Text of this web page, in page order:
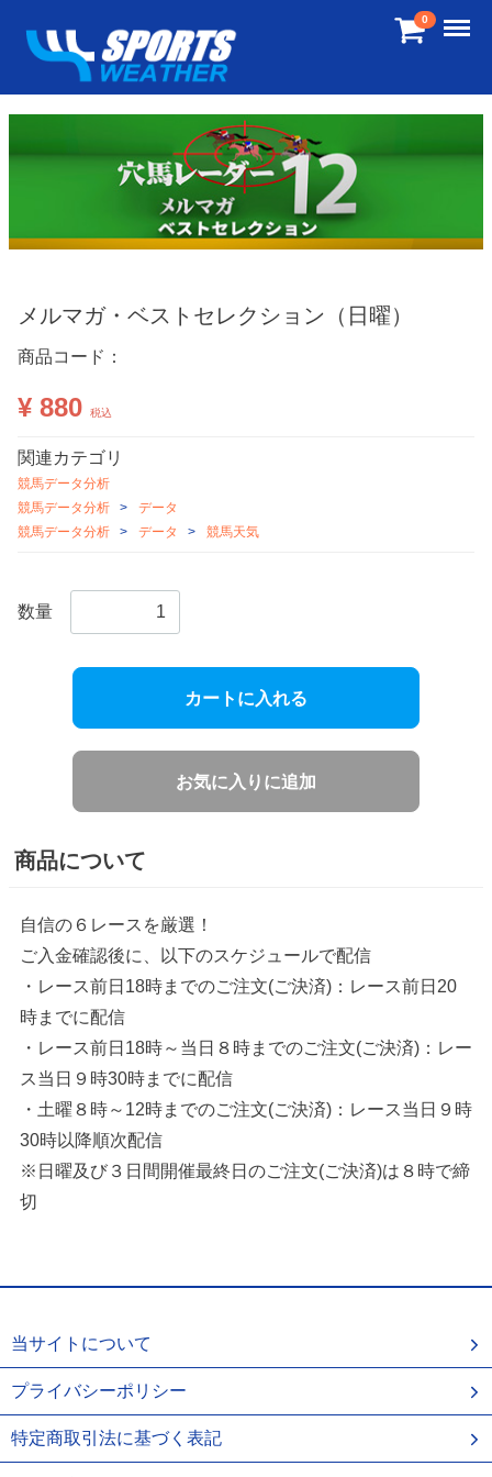
0 Menu
メルマガ・ベストセレクション（日曜）
商品コード：
¥ 880 税込
関連カテゴリ
競馬データ分析
競馬データ分析
データ
競馬データ分析
データ 競馬天気
数量
カートに入れる
お気に入りに追加
商品について
自信の６レースを厳選！
ご入金確認後に、以下のスケジュールで配信
・レース前日18時までのご注文(ご決済)：レース前日20
時までに配信
・レース前日18時～当日８時までのご注文(ご決済)：レー
ス当日９時30時までに配信
・土曜８時～12時までのご注文(ご決済)：レース当日９時
30時以降順次配信
※日曜及び３日間開催最終日のご注文(ご決済)は８時で締
切
当サイトについて
プライバシーポリシー
特定商取引法に基づく表記